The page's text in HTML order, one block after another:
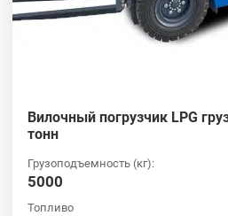
Вилочный погрузчик LPG
тонн
Грузоподъемность (кг):
5000
Топливо